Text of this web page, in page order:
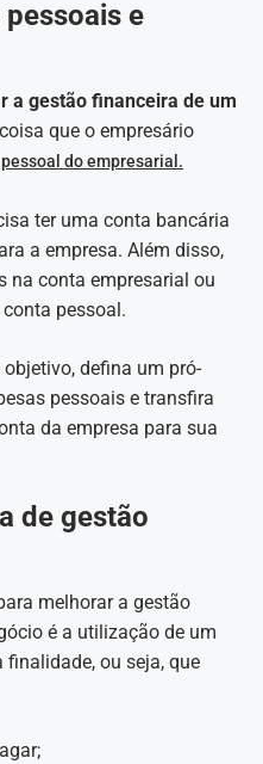
e
a gestão financeira de um
que o empresário
do empresarial.
ter uma conta bancária
a empresa. Além disso,
na conta empresarial ou
pessoal.
defina um pró-
pessoais e transfira
da empresa para sua
de gestão
melhorar a gestão
é a utilização de um
ou seja, que